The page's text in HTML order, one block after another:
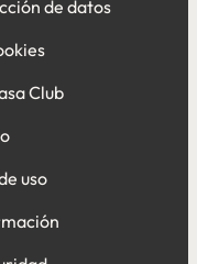
de datos
Club
uso